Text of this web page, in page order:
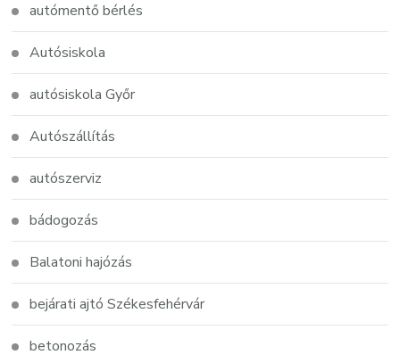
autómentő bérlés
Autósiskola
autósiskola Győr
Autószállítás
autószerviz
bádogozás
Balatoni hajózás
bejárati ajtó Székesfehérvár
betonozás